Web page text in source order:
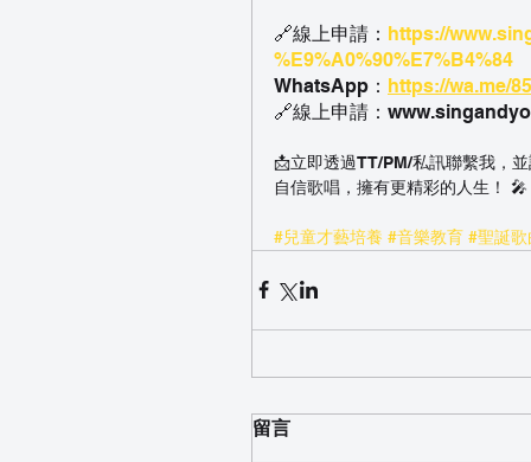
🔗線上申請： https://
%E9%A0%90%E7%B4%84
WhatsApp： https://wa.me/
🔗線上申請：
📩立即透過TT/PM/私訊聯繫我，
自信歌唱，擁有更精彩的人生！ 🎤
#兒童才藝培養 #音樂教育 #聖誕歌
留言